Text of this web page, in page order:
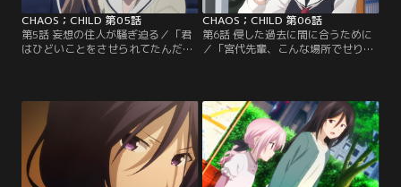
CHAOS；CHILD 第05話
第5話 妄想の住人が騒ぎ迫る／「君
はひどいことをさせられてたんだ」
禁されていたのである。しかし彼女
は救出を喜ぶどころか、「私、ここ
にさらわれてきたんです」と助けて
くれた人間を非難する。そして元の
施設に戻りたいと神成刑事に懇願し
た。
CHAOS；CHILD 第06話
第6話 侵した過去に間に合うために
／「宮代先輩、こんな場所でせり
亡くなっているという、通常では考
えられない状態だった。一方、一連
の事件の犯人と思しき少女に命を狙
われた拓留と雛絵は、頻発する放火
事件との関連に注目しつつ…。